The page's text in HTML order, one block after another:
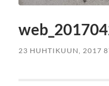
23 HUHTIKUUN, 2017